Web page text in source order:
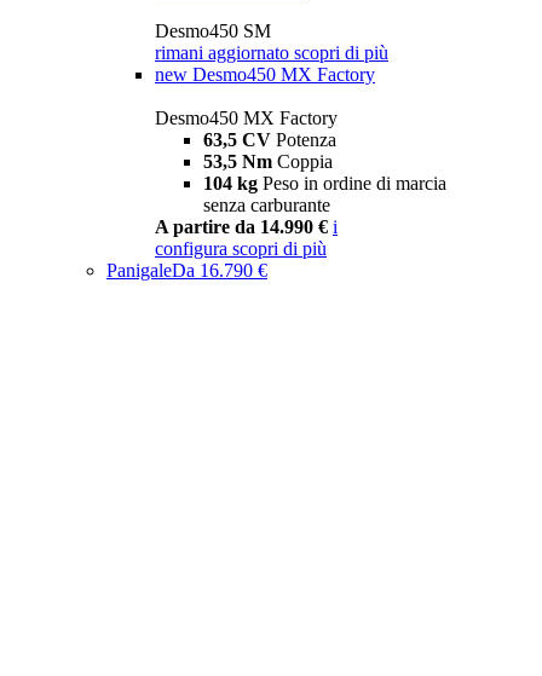
Desmo450 SM
rimani aggiornato scopri di più
new Desmo450 MX Factory
Desmo450 MX Factory
63,5 CV Potenza
53,5 Nm Coppia
104 kg Peso in ordine di marcia
senza carburante
A partire da 14.990 € i
configura scopri di più
PanigaleDa 16.790 €